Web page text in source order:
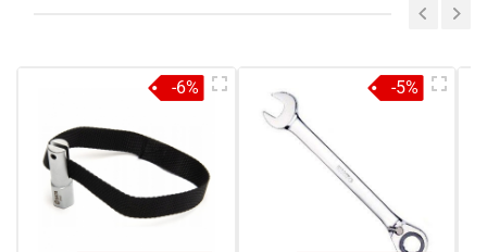
2
1
-6% -5%